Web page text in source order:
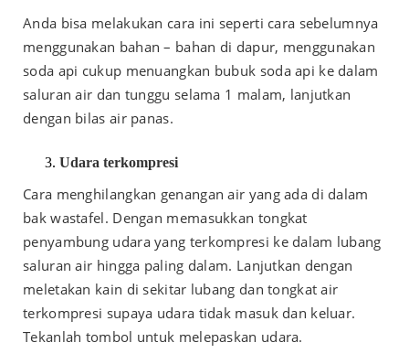
Anda bisa melakukan cara ini seperti cara sebelumnya
menggunakan bahan – bahan di dapur, menggunakan
soda api cukup menuangkan bubuk soda api ke dalam
saluran air dan tunggu selama 1 malam, lanjutkan
dengan bilas air panas.
Udara terkompresi
Cara menghilangkan genangan air yang ada di dalam
bak wastafel. Dengan memasukkan tongkat
penyambung udara yang terkompresi ke dalam lubang
saluran air hingga paling dalam. Lanjutkan dengan
meletakan kain di sekitar lubang dan tongkat air
terkompresi supaya udara tidak masuk dan keluar.
Tekanlah tombol untuk melepaskan udara.